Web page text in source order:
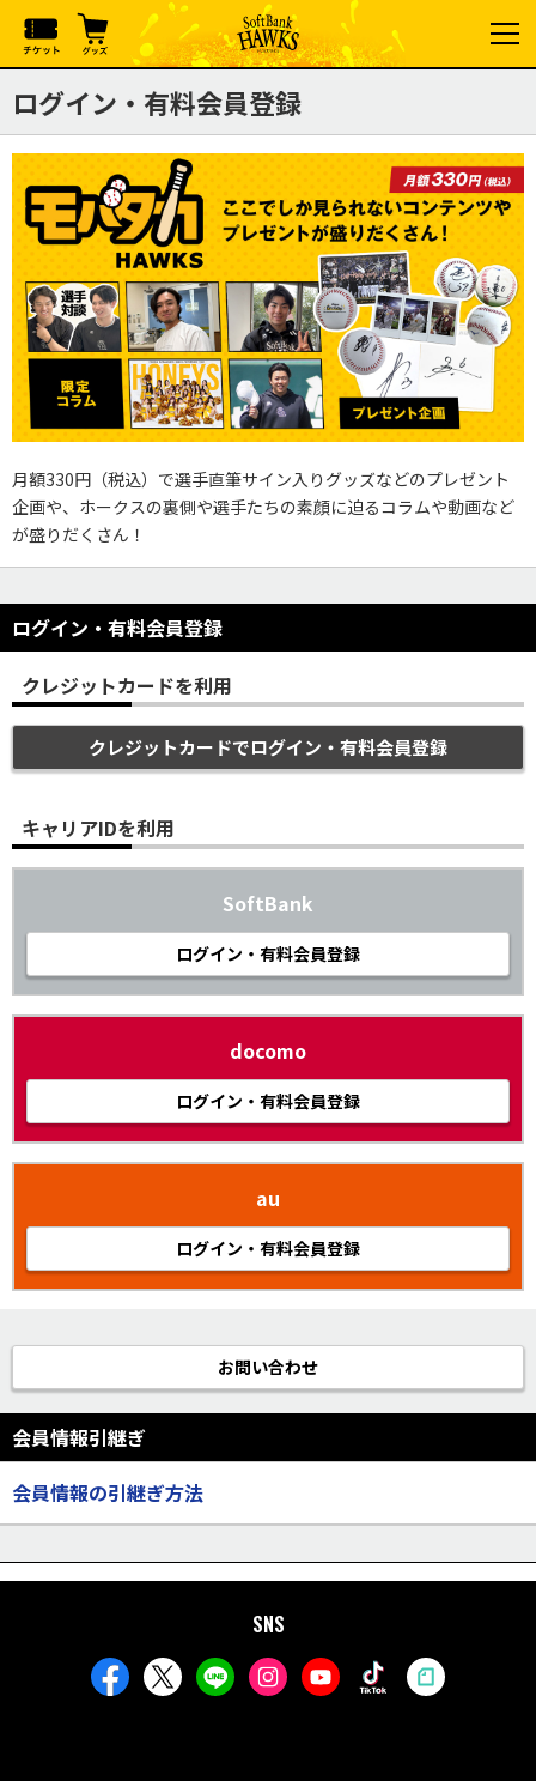
ログイン・有料会員登録
月額330円（税込）で選手直筆サイン入りグッズなどのプレゼント
企画や、ホークスの裏側や選手たちの素顔に迫るコラムや動画など
が盛りだくさん！
ログイン・有料会員登録
クレジットカードを利用
クレジットカードでログイン・有料会員登録
キャリアIDを利用
SoftBank
ログイン・有料会員登録
docomo
ログイン・有料会員登録
au
ログイン・有料会員登録
お問い合わせ
会員情報引継ぎ
会員情報の引継ぎ方法
SNS